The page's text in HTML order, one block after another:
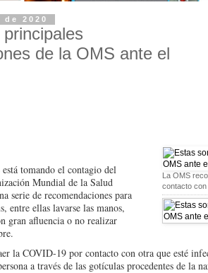
de 2020
de la OMS ante el
La OMS
contacto con
tomando el contagio del
Mundial de la Salud
serie de recomendaciones para
entre ellas lavarse las manos,
gran afluencia o no realizar
la COVID-19 por contacto con otra que esté
a través de las gotículas procedentes de la